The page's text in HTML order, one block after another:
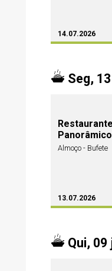
14.07.2026
Seg,
Restaurante
Panorâmico
Almoço - Bufete
13.07.2026
Qui, 09